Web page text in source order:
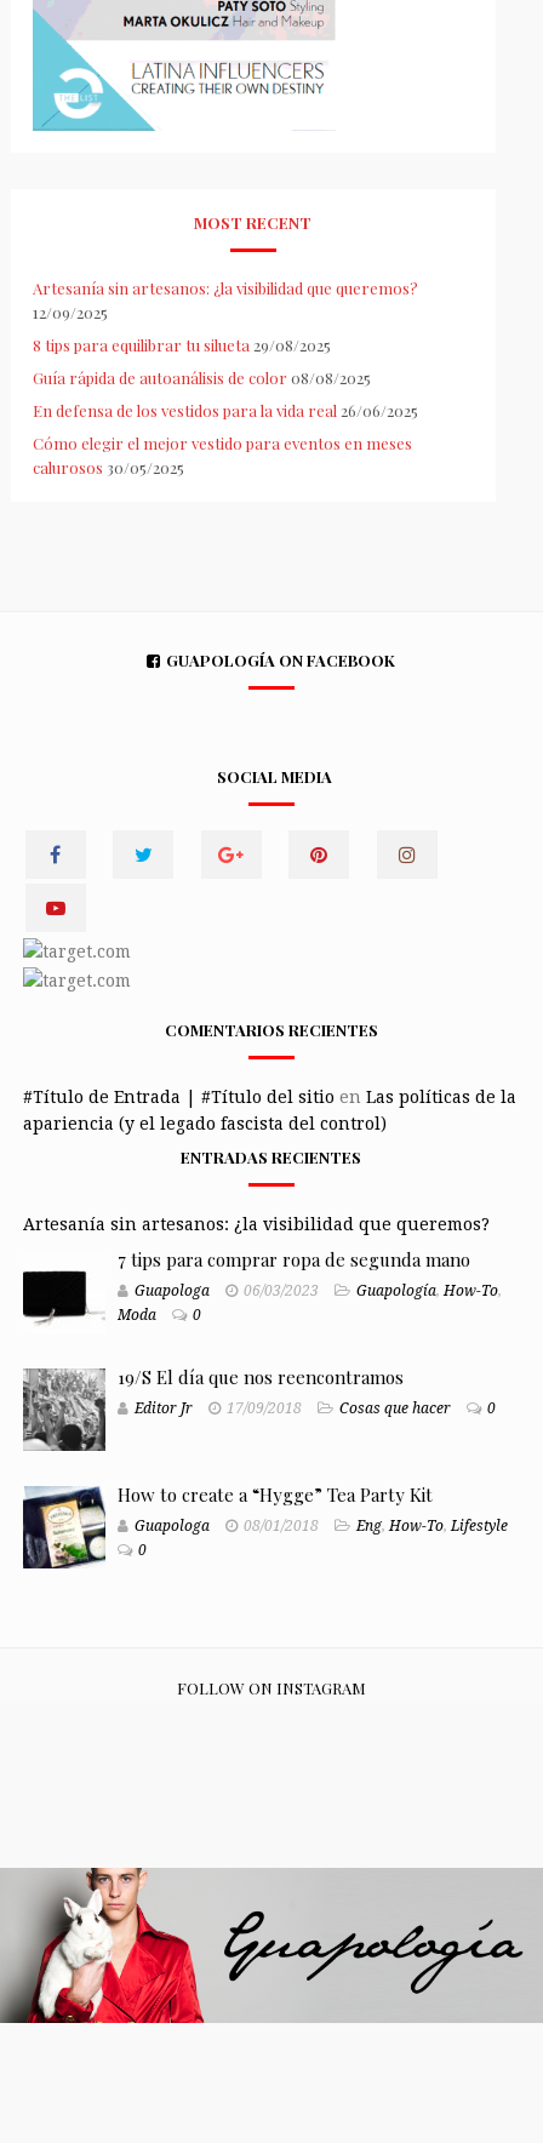
MOST RECENT
Artesanía sin artesanos: ¿la visibilidad que queremos?
12/09/2025
8 tips para equilibrar tu silueta 29/08/2025
Guía rápida de autoanálisis de color 08/08/2025
En defensa de los vestidos para la vida real 26/06/2025
Cómo elegir el mejor vestido para eventos en meses
calurosos 30/05/2025
GUAPOLOGÍA ON FACEBOOK
SOCIAL MEDIA
COMENTARIOS RECIENTES
#Título de Entrada | #Título del sitio en Las políticas de la
apariencia (y el legado fascista del control)
ENTRADAS RECIENTES
Artesanía sin artesanos: ¿la visibilidad que queremos?
7 tips para comprar ropa de segunda mano
Guapologa 06/03/2023 Guapología, How-To,
Moda
0
19/S El día que nos reencontramos
Editor Jr 17/09/2018 Cosas que hacer 0
How to create a “Hygge” Tea Party Kit
Guapologa 08/01/2018 Eng, How-To, Lifestyle
0
FOLLOW ON INSTAGRAM